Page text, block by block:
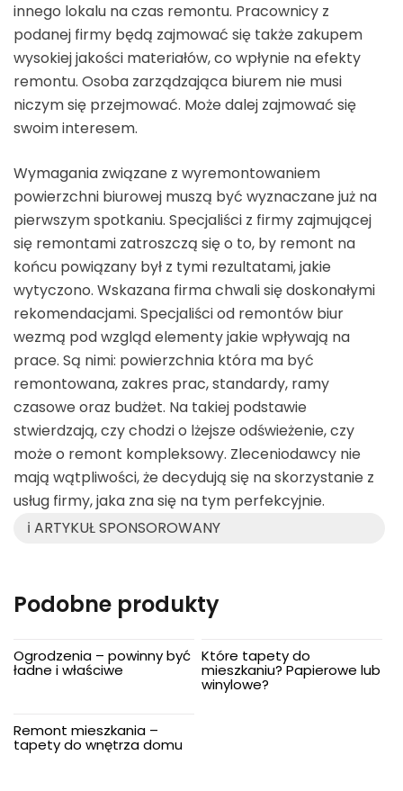
innego lokalu na czas remontu. Pracownicy z
podanej firmy będą zajmować się także zakupem
wysokiej jakości materiałów, co wpłynie na efekty
remontu. Osoba zarządzająca biurem nie musi
niczym się przejmować. Może dalej zajmować się
swoim interesem.
Wymagania związane z wyremontowaniem
powierzchni biurowej muszą być wyznaczane już na
pierwszym spotkaniu. Specjaliści z firmy zajmującej
się remontami zatroszczą się o to, by remont na
końcu powiązany był z tymi rezultatami, jakie
wytyczono. Wskazana firma chwali się doskonałymi
rekomendacjami. Specjaliści od remontów biur
wezmą pod wzgląd elementy jakie wpływają na
prace. Są nimi: powierzchnia która ma być
remontowana, zakres prac, standardy, ramy
czasowe oraz budżet. Na takiej podstawie
stwierdzają, czy chodzi o lżejsze odświeżenie, czy
może o remont kompleksowy. Zleceniodawcy nie
mają wątpliwości, że decydują się na skorzystanie z
usług firmy, jaka zna się na tym perfekcyjnie.
ℹ️ ARTYKUŁ SPONSOROWANY
Podobne produkty
Ogrodzenia – powinny być
ładne i właściwe
Które tapety do
mieszkaniu? Papierowe lub
winylowe?
Remont mieszkania –
tapety do wnętrza domu